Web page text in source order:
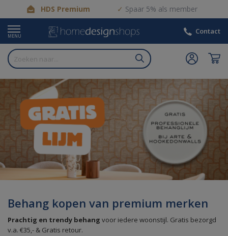
HDS Premium Spaar 5% als member
MENU
Contact
Behang kopen van premium merken
Prachtig en trendy behang voor iedere woonstijl. Gratis bezorgd
v.a. €35,- & Gratis retour.